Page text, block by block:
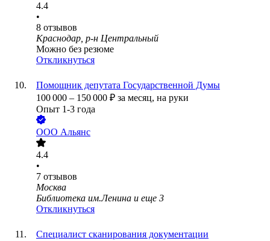
4.4
•
8 отзывов
Краснодар, р-н Центральный
Можно без резюме
Откликнуться
Помощник депутата Государственной Думы
100 000 – 150 000 ₽ за месяц, на руки
Опыт 1-3 года
ООО Альянс
4.4
•
7 отзывов
Москва
Библиотека им.Ленина и еще 3
Откликнуться
Специалист сканирования документации